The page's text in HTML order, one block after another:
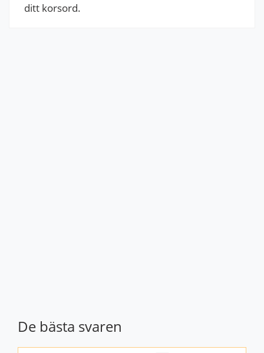
ditt korsord.
De bästa svaren